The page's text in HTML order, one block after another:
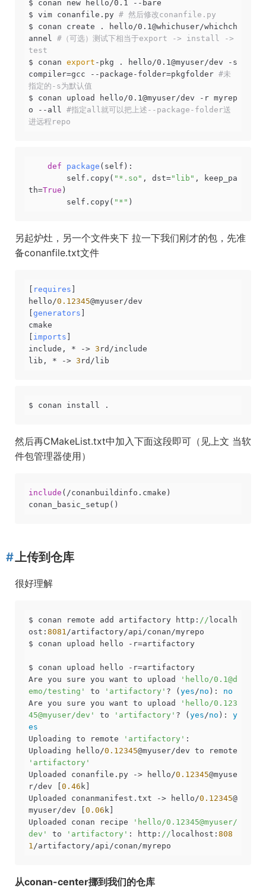
$ conan new hello/0.1 --bare
$ vim conanfile.py # 然后修改conanfile.py
$ conan create . hello/0.1@whichuser/whichch
annel #（可选）测试下相当于export -> install ->
test
$ conan export -pkg . hello/0.1@myuser/dev -s
compiler=gcc --package-folder=pkgfolder #未
指定的-s为默认值
$ conan upload hello/0.1@myuser/dev -r myrep
o --all #指定all就可以把上述--package-folder送
进远程repo
def package (self) :
        self.copy(
"*.so" , dst="lib" , keep_pa
th=True )
        self.copy(
"*" )
另起炉灶，另一个文件夹下 拉一下我们刚才的包，先准
备conanfile.txt文件
[ requires ]
hello/0.12345@myuser/dev
[generators ]
cmake
[ imports ]
include, * -> 3 rd/include
lib, * -> 3
$ conan install .
然后再CMakeList.txt中加入下面这段即可（见上文 当软
件包管理器使用）
include (/conanbuildinfo.cmake)
conan_basic_setup()
上传到仓库
很好理解
$ conan remote add artifactory http: //localh
ost: 8081 /artifactory/api/conan/myrepo
$ conan upload hello -r=artifactory
$ conan upload hello -r=artifactory
Are you sure you want to upload
'hello/0.1@d
emo/testing'
to 'artifactory' ? (yes /no ): no
Are you sure you want to upload
'hello/0.123
45@myuser/dev'
to 'artifactory' ? (yes /no ): y
es
Uploading to remote
'artifactory' :
Uploading hello/0.12345
'artifactory'
Uploaded conanfile.py -> hello/0.12345@myuse
r/dev [0.46 k]
Uploaded conanmanifest.txt -> hello/0.12345@
myuser/dev [0.06 k]
Uploaded conan recipe
'hello/0.12345@myuser/
dev'
to 'artifactory' : http: //localhost: 808
1 /artifactory/api/conan/myrepo
从conan-center挪到我们的仓库